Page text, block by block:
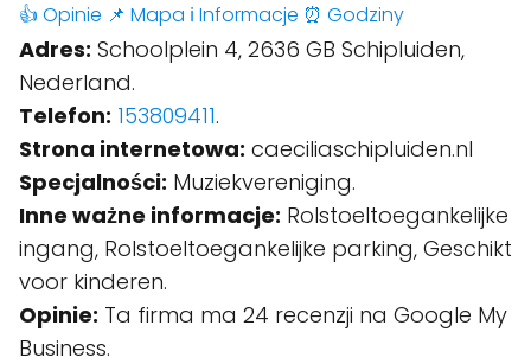
👍 Opinie 📌 Mapa ℹ️ Informacje ⏰ Godziny
Adres: Schoolplein 4, 2636 GB Schipluiden,
Nederland.
Telefon: 153809411.
Strona internetowa: caeciliaschipluiden.nl
Specjalności: Muziekvereniging.
Inne ważne informacje: Rolstoeltoegankelijke
ingang, Rolstoeltoegankelijke parking, Geschikt
voor kinderen.
Opinie: Ta firma ma 24 recenzji na Google My
Business.